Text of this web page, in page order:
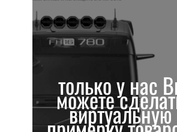
только у нас
можете
виртуальную